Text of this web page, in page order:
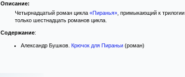
Описание:
Четырнадцатый роман цикла «Пиранья», примыкающий к трилогии
только шестнадцать романов цикла.
Содержание:
Александр Бушков. Крючок для Пираньи (роман)